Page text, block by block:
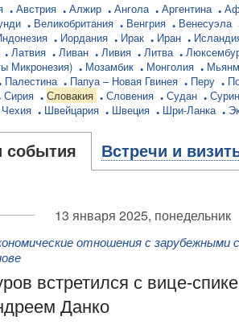
Австрия Алжир Ангола Аргентина
Великобритания Венгрия
Венесуэла
Иордания Ирак Иран
Латвия Ливан Ливия Литва
Микронезия)
Мозамбик Монголия
Палестина Папуа – Новая Гвинея Перу
Сирия Словакия Словения Судан
Чехия Швейцария Швеция Шри-Ланка
события Встречи и
13 января 2025, понедельник
отношения с зарубежными
встретился с вице-
Данко